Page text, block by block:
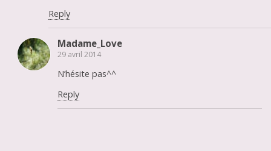
Reply
Madame_Love
29 avril 2014
N’hésite pas^^
Reply